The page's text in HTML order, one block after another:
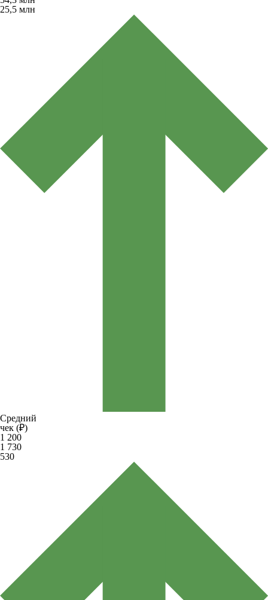
25,5 млн
Средний
чек (₽)
1 200
1 730
530